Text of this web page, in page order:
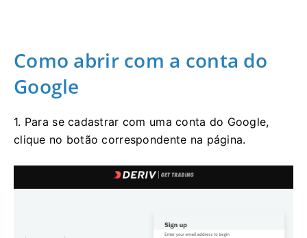
Como abrir com a conta do
Google
1. Para se cadastrar com uma conta do Google,
clique no botão correspondente na página.